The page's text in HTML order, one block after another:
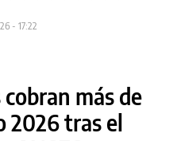
- 17:22
más de
2026 tras el